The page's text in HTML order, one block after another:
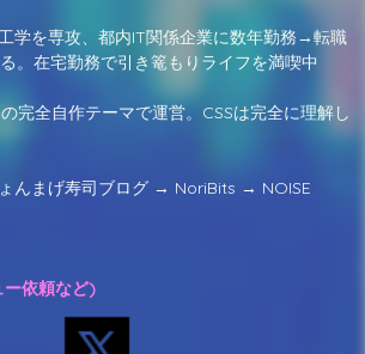
学を専攻、都内IT関係企業に数年勤務→転職
。在宅勤務で引き篭もりライフを満喫中
完全自作テーマで運営。CSSは完全に理解し
んまげ寿司ブログ → NoriBits → NOISE
依頼など)